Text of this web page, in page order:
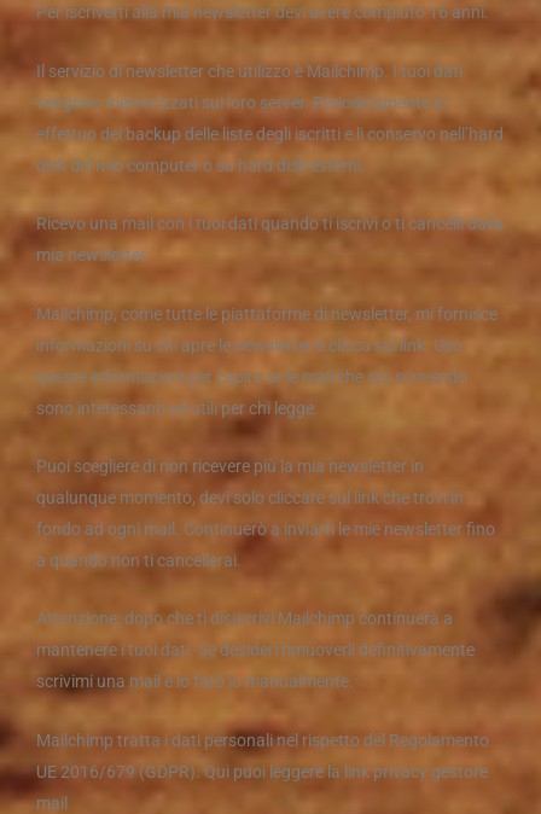
Per iscriverti alla mia newsletter devi avere compiuto 16 anni.
Il servizio di newsletter che utilizzo è Mailchimp. I tuoi dati
vengono memorizzati sui loro server. Periodicamente io
effettuo dei backup delle liste degli iscritti e li conservo nell’hard
disk del mio computer o su hard disk esterni.
Ricevo una mail con i tuoi dati quando ti iscrivi o ti cancelli dalla
mia newsletter.
Mailchimp, come tutte le piattaforme di newsletter, mi fornisce
informazioni su chi apre le newsletter e clicca sui link. Uso
queste informazioni per capire se le mail che sto scrivendo
sono interessanti ed utili per chi legge.
Puoi scegliere di non ricevere più la mia newsletter in
qualunque momento, devi solo cliccare sul link che trovi in
fondo ad ogni mail. Continuerò a inviarti le mie newsletter fino
a quando non ti cancellerai.
Attenzione, dopo che ti disiscrivi Mailchimp continuerà a
mantenere i tuoi dati. Se desideri rimuoverli definitivamente
scrivimi una mail e lo farò io manualmente.
Mailchimp tratta i dati personali nel rispetto del Regolamento
UE 2016/679 (GDPR). Qui puoi leggere la link privacy gestore
mail